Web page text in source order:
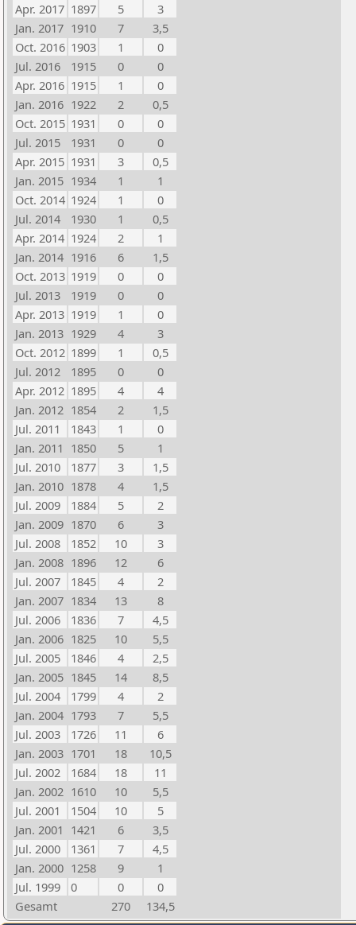
Apr. 2017 1897 5
3
Jan. 2017 1910 7
3,5
Oct. 2016 1903 1
0
Jul. 2016
1915 0
0
Apr. 2016 1915 1
0
Jan. 2016 1922 2
0,5
Oct. 2015 1931 0
0
Jul. 2015
1931 0
0
Apr. 2015 1931 3
0,5
Jan. 2015 1934 1
1
Oct. 2014 1924 1
0
Jul. 2014
1930 1
0,5
Apr. 2014 1924 2
1
Jan. 2014 1916 6
1,5
Oct. 2013 1919 0
0
Jul. 2013
1919 0
0
Apr. 2013 1919 1
0
Jan. 2013 1929 4
3
Oct. 2012 1899 1
0,5
Jul. 2012
1895 0
0
Apr. 2012 1895 4
4
Jan. 2012 1854 2
1,5
Jul. 2011
1843 1
0
Jan. 2011 1850 5
1
Jul. 2010
1877 3
1,5
Jan. 2010 1878 4
1,5
Jul. 2009
1884 5
2
Jan. 2009 1870 6
3
Jul. 2008
1852 10
3
Jan. 2008 1896 12
6
Jul. 2007
1845 4
2
Jan. 2007 1834 13
8
Jul. 2006
1836 7
4,5
Jan. 2006 1825 10
5,5
Jul. 2005
1846 4
2,5
Jan. 2005 1845 14
8,5
Jul. 2004
1799 4
2
Jan. 2004 1793 7
5,5
Jul. 2003
1726 11
6
Jan. 2003 1701 18
10,5
Jul. 2002
1684 18
11
Jan. 2002 1610 10
5,5
Jul. 2001
1504 10
5
Jan. 2001 1421 6
3,5
Jul. 2000
1361 7
4,5
Jan. 2000 1258 9
1
Jul. 1999
0 0
0
Gesamt
270 134,5